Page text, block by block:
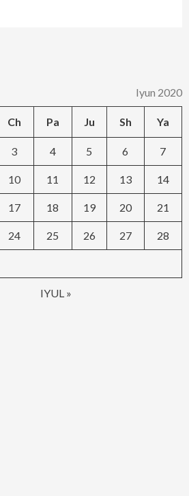
Iyun 2020
Ch Pa Ju Sh Ya
IYUL »
3 4 5 6 7
10 11 12 13 14
17 18 19 20 21
24 25 26 27 28